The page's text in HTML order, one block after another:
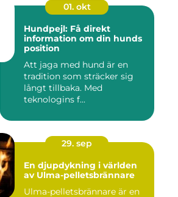
01. okt
Hundpejl: Få direkt
information om din hunds
position
Att jaga med hund är en
tradition som sträcker sig
långt tillbaka. Med
teknologins f...
29. sep
En djupdykning i världen
av Ulma-pelletsbrännare
Ulma-pelletsbrännare är en